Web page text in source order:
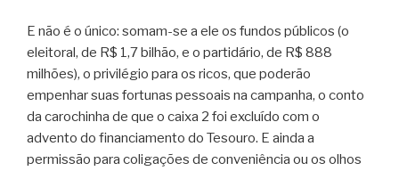
E não é o único: somam-se a ele os fundos públicos (o
eleitoral, de R$ 1,7 bilhão, e o partidário, de R$ 888
milhões), o privilégio para os ricos, que poderão
empenhar suas fortunas pessoais na campanha, o conto
da carochinha de que o caixa 2 foi excluído com o
advento do financiamento do Tesouro. E ainda a
permissão para coligações de conveniência ou os olhos